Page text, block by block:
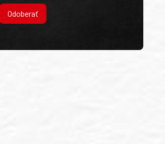
Odoberať